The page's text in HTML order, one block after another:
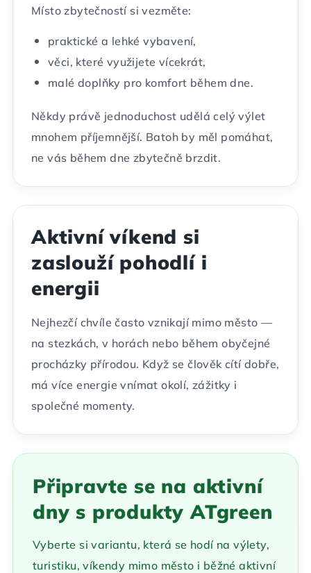
Místo zbytečností si vezměte:
praktické a lehké vybavení,
věci, které využijete vícekrát,
malé doplňky pro komfort během dne.
Někdy právě jednoduchost udělá celý výlet
mnohem příjemnější. Batoh by měl pomáhat,
ne vás během dne zbytečně brzdit.
Aktivní víkend si
zaslouží pohodlí i
energii
Nejhezčí chvíle často vznikají mimo město —
na stezkách, v horách nebo během obyčejné
procházky přírodou. Když se člověk cítí dobře,
má více energie vnímat okolí, zážitky i
společné momenty.
Připravte se na aktivní
dny s produkty ATgreen
Vyberte si variantu, která se hodí na výlety,
turistiku, víkendy mimo město i běžné aktivní